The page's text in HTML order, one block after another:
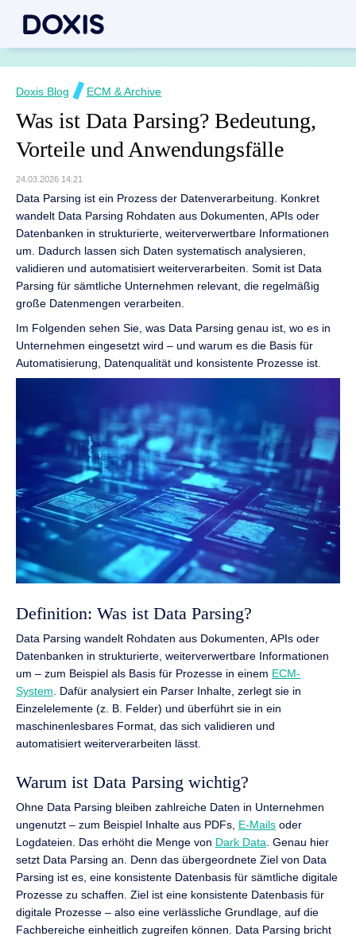
Doxis Blog ECM & Archive
Was ist Data Parsing? Bedeutung,
Vorteile und Anwendungsfälle
24.03.2026 14:21
Data Parsing ist ein Prozess der Datenverarbeitung. Konkret
wandelt Data Parsing Rohdaten aus Dokumenten, APIs oder
Datenbanken in strukturierte, weiterverwertbare Informationen
um. Dadurch lassen sich Daten systematisch analysieren,
validieren und automatisiert weiterverarbeiten. Somit ist Data
Parsing für sämtliche Unternehmen relevant, die regelmäßig
große Datenmengen verarbeiten.
Im Folgenden sehen Sie, was Data Parsing genau ist, wo es in
Unternehmen eingesetzt wird – und warum es die Basis für
Automatisierung, Datenqualität und konsistente Prozesse ist.
Definition: Was ist Data Parsing?
Data Parsing wandelt Rohdaten aus Dokumenten, APIs oder
Datenbanken in strukturierte, weiterverwertbare Informationen
um – zum Beispiel als Basis für Prozesse in einem ECM-
System. Dafür analysiert ein Parser Inhalte, zerlegt sie in
Einzelelemente (z. B. Felder) und überführt sie in ein
maschinenlesbares Format, das sich validieren und
automatisiert weiterverarbeiten lässt.
Warum ist Data Parsing wichtig?
Ohne Data Parsing bleiben zahlreiche Daten in Unternehmen
ungenutzt – zum Beispiel Inhalte aus PDFs, E-Mails oder
Logdateien. Das erhöht die Menge von Dark Data. Genau hier
setzt Data Parsing an. Denn das übergeordnete Ziel von Data
Parsing ist es, eine konsistente Datenbasis für sämtliche digitale
Prozesse zu schaffen. Ziel ist eine konsistente Datenbasis für
digitale Prozesse – also eine verlässliche Grundlage, auf die
Fachbereiche einheitlich zugreifen können. Data Parsing bricht